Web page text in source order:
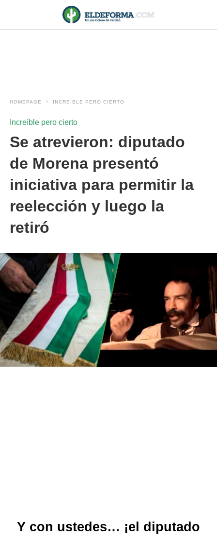
HOMEPAGE INCREÍBLE PERO CIERTO
Increíble pero cierto
Se atrevieron: diputado
de Morena presentó
iniciativa para permitir la
reelección y luego la
retiró
Y con ustedes… ¡el diputado